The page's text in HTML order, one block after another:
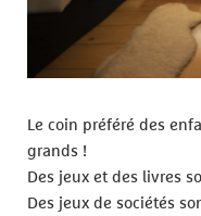
Le coin préféré des
grands !
Des jeux et des livres
Des jeux de sociétés